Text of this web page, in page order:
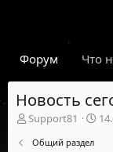
Форум Что
Новость
А
Support81
Д
Общий раздел